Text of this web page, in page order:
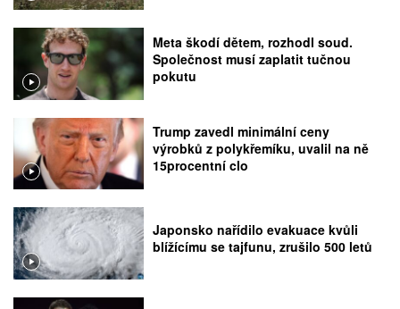
Meta škodí dětem, rozhodl soud.
Společnost musí zaplatit tučnou
pokutu
Trump zavedl minimální ceny
výrobků z polykřemíku, uvalil na ně
15procentní clo
Japonsko nařídilo evakuace kvůli
blížícímu se tajfunu, zrušilo 500 letů